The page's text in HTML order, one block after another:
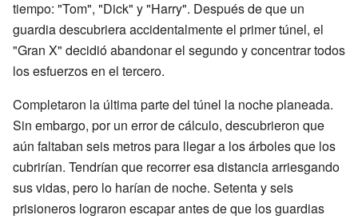
tiempo: "Tom", "Dick" y "Harry". Después de que un
guardia descubriera accidentalmente el primer túnel, el
"Gran X" decidió abandonar el segundo y concentrar todos
los esfuerzos en el tercero.
Completaron la última parte del túnel la noche planeada.
Sin embargo, por un error de cálculo, descubrieron que
aún faltaban seis metros para llegar a los árboles que los
cubrirían. Tendrían que recorrer esa distancia arriesgando
sus vidas, pero lo harían de noche. Setenta y seis
prisioneros lograron escapar antes de que los guardias